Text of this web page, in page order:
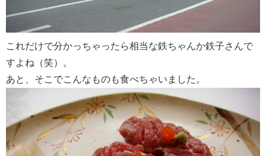
これだけで分かっちゃったら相当な鉄ちゃんか鉄子さんで
すよね（笑）。
あと、そこでこんなものも食べちゃいました。